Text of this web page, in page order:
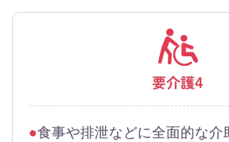
要介護4
食事や排泄などに全面的な介